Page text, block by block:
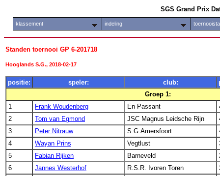
SGS Grand Prix
klassement indeling
Standen toernooi GP 6-201718
Hooglands S.G., 2018-02-17
positie: speler: club:
Groep 1:
1
Frank Woudenberg En Passant
2
Tom van Egmond JSC Magnus Leidsche Rijn
3
Peter Nitrauw S.G.Amersfoort
4
Wayan Prins Vegtlust
5
Fabian Rijken Barneveld
6
Jannes Westerhof R.S.R. Ivoren Toren